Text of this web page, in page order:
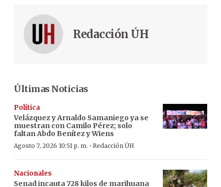
Redacción ÚH
Últimas Noticias
Política
Velázquez y Arnaldo Samaniego ya se
muestran con Camilo Pérez; solo
faltan Abdo Benítez y Wiens
Agosto 7, 2026 10:51 p. m. · Redacción ÚH
Nacionales
Senad incauta 728 kilos de marihuana